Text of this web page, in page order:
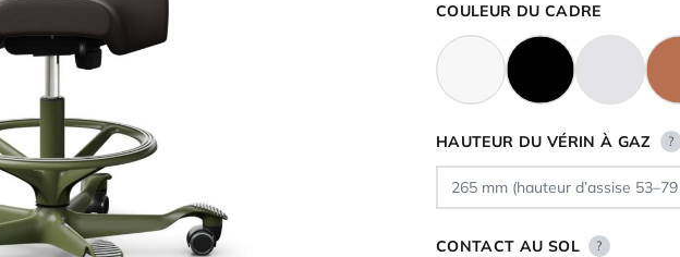
COULEUR DU CADRE
HAUTEUR DU VÉRIN À GAZ ?
CONTACT AU SOL ?